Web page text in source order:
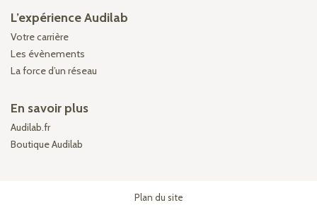
L’expérience Audilab
Votre carrière
Les évènements
La force d’un réseau
En savoir plus
Audilab.fr
Boutique Audilab
Plan du site